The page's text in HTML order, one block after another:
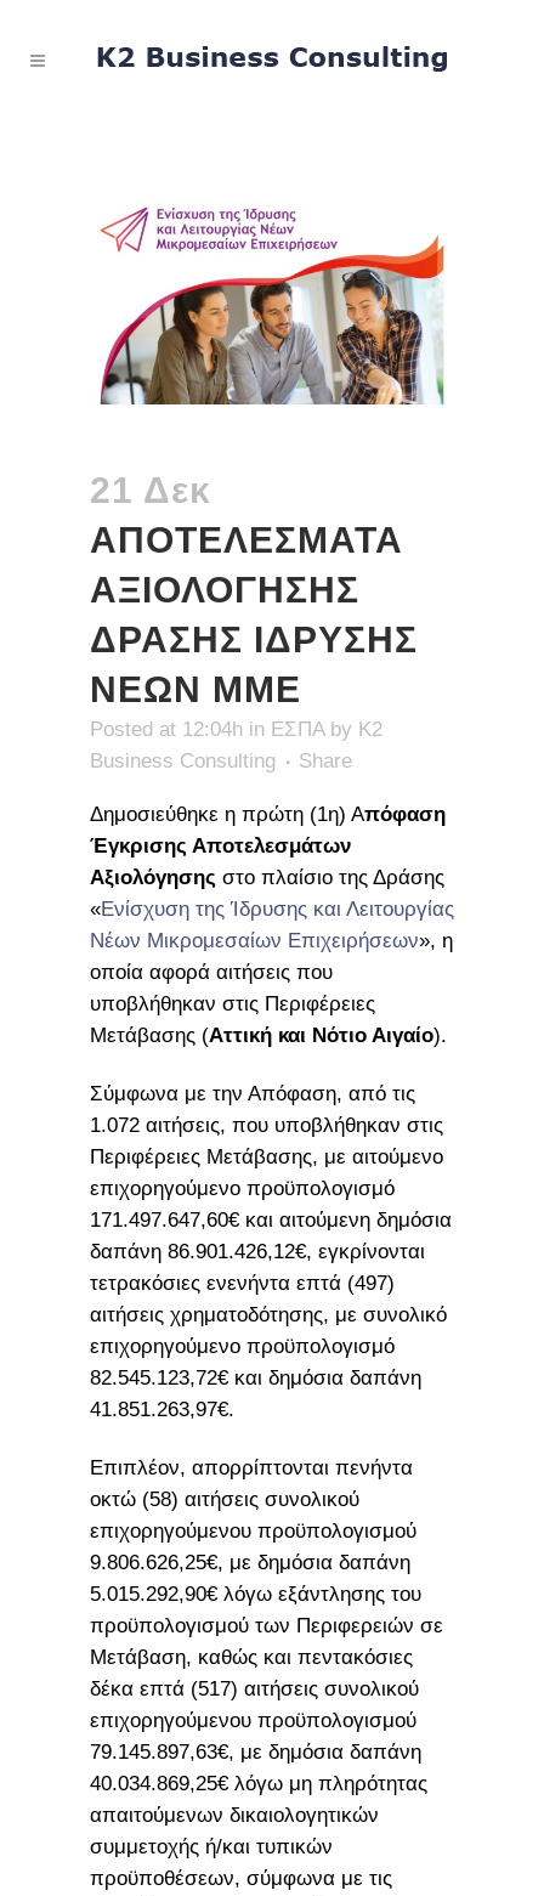
21 Δεκ
ΑΠΟΤΕΛΕΣΜΑΤΑ
ΑΞΙΟΛΟΓΗΣΗΣ
ΔΡΑΣΗΣ ΙΔΡΥΣΗΣ
ΝΕΩΝ ΜΜΕ
Posted at 12:04h in ΕΣΠΑ by K2
Business Consulting
Share
Δημοσιεύθηκε η πρώτη (1η) Απόφαση
Έγκρισης Αποτελεσμάτων
Αξιολόγησης στο πλαίσιο της Δράσης
«Ενίσχυση της Ίδρυσης και Λειτουργίας
Νέων Μικρομεσαίων Επιχειρήσεων», η
οποία αφορά αιτήσεις που
υποβλήθηκαν στις Περιφέρειες
Μετάβασης (Αττική και Νότιο Αιγαίο).
Σύμφωνα με την Απόφαση, από τις
1.072 αιτήσεις, που υποβλήθηκαν στις
Περιφέρειες Μετάβασης, με αιτούμενο
επιχορηγούμενο προϋπολογισμό
171.497.647,60€ και αιτούμενη δημόσια
δαπάνη 86.901.426,12€, εγκρίνονται
τετρακόσιες ενενήντα επτά (497)
αιτήσεις χρηματοδότησης, με συνολικό
επιχορηγούμενο προϋπολογισμό
82.545.123,72€ και δημόσια δαπάνη
41.851.263,97€.
Επιπλέον, απορρίπτονται πενήντα
οκτώ (58) αιτήσεις συνολικού
επιχορηγούμενου προϋπολογισμού
9.806.626,25€, με δημόσια δαπάνη
5.015.292,90€ λόγω εξάντλησης του
προϋπολογισμού των Περιφερειών σε
Μετάβαση, καθώς και πεντακόσιες
δέκα επτά (517) αιτήσεις συνολικού
επιχορηγούμενου προϋπολογισμού
79.145.897,63€, με δημόσια δαπάνη
40.034.869,25€ λόγω μη πληρότητας
απαιτούμενων δικαιολογητικών
συμμετοχής ή/και τυπικών
προϋποθέσεων, σύμφωνα με τις